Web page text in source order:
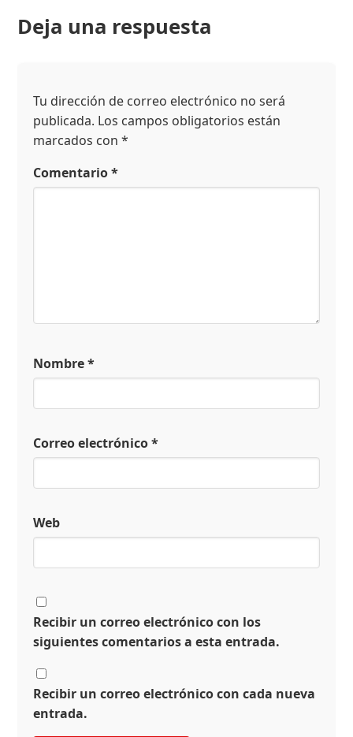
Deja una respuesta
Tu dirección de correo electrónico no será
publicada. Los campos obligatorios están
marcados con*
Comentario*
Nombre*
Correo electrónico*
Web
Recibir un correo electrónico con los
siguientes comentarios a esta entrada.
Recibir un correo electrónico con cada nueva
entrada.